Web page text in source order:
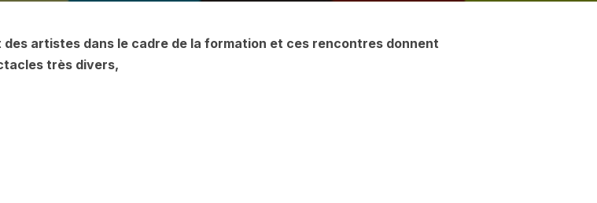
artistes dans le cadre de la formation et ces rencontres donnent
très divers,